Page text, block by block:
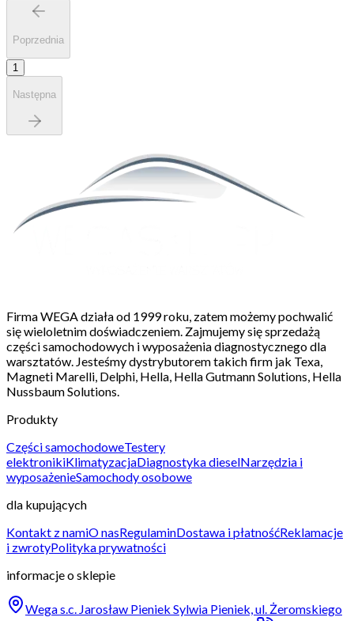
Poprzednia
1
Następna
Firma WEGA działa od 1999 roku, zatem możemy pochwalić
się wieloletnim doświadczeniem. Zajmujemy się sprzedażą
części samochodowych i wyposażenia diagnostycznego dla
warsztatów. Jesteśmy dystrybutorem takich firm jak Texa,
Magneti Marelli, Delphi, Hella, Hella Gutmann Solutions, Hella
Nussbaum Solutions.
Produkty
Części samochodoweTestery
elektronikiKlimatyzacjaDiagnostyka dieselNarzędzia i
wyposażenieSamochody osobowe
dla kupujących
Kontakt z namiO nasRegulaminDostawa i płatnośćReklamacje
i zwrotyPolityka prywatności
informacje o sklepie
Wega s.c. Jarosław Pieniek Sylwia Pieniek, ul. Żeromskiego